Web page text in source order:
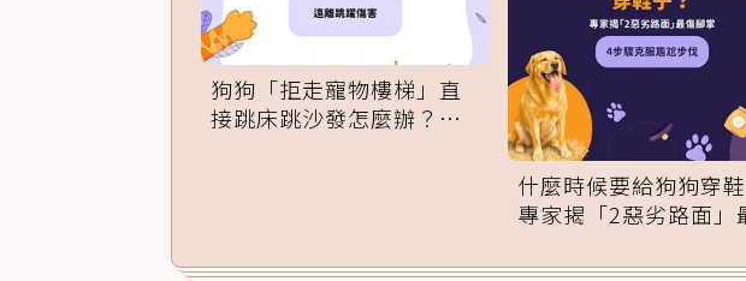
狗狗「拒走寵物樓梯」直
接跳床跳沙發怎麼辦？專
什麼時候要給狗狗穿鞋
專家揭「2惡劣路面」